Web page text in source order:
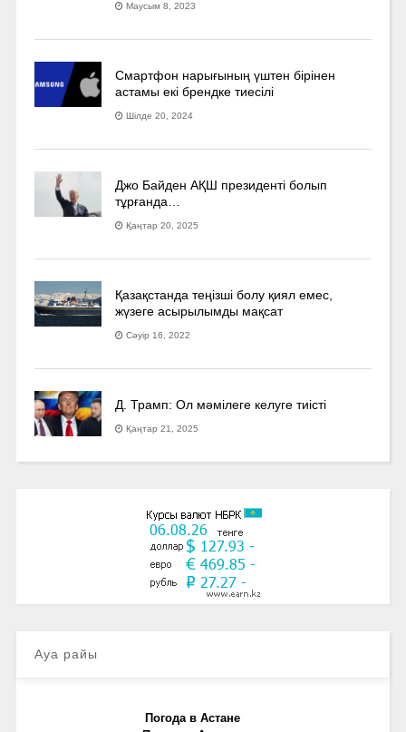
Маусым 8, 2023
Смартфон нарығының үштен бірінен
астамы екі брендке тиесілі
Шілде 20, 2024
Джо Байден АҚШ президенті болып
тұрғанда…
Қаңтар 20, 2025
Қазақстанда теңізші болу қиял емес,
жүзеге асырылымды мақсат
Сәуір 16, 2022
Д. Трамп: Ол мәмілеге келуге тиісті
Қаңтар 21, 2025
Ауа райы
Погода в Астане